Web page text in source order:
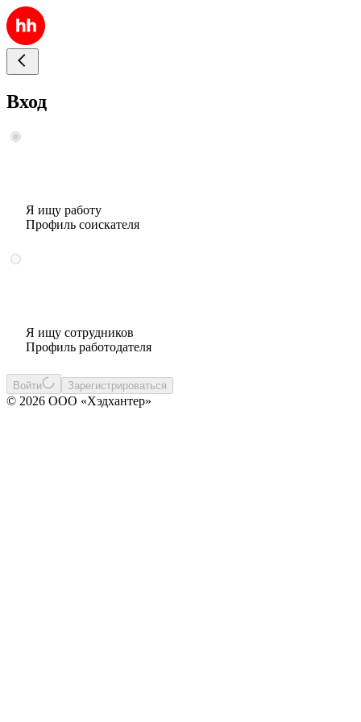
Вход
Я ищу работу
Профиль соискателя
Я ищу сотрудников
Профиль работодателя
Войти Зарегистрироваться
© 2026 ООО «Хэдхантер»